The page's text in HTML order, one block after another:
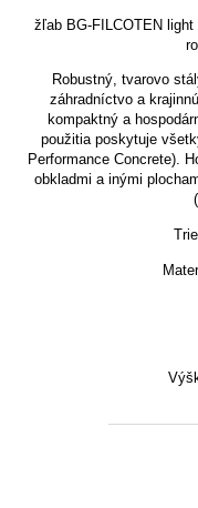
žľab BG-FILCOTEN
Robustný, tvarovo
záhradníctvo a
kompaktný a
použitia poskytuje
Performance Concrete).
obkladmi a inými